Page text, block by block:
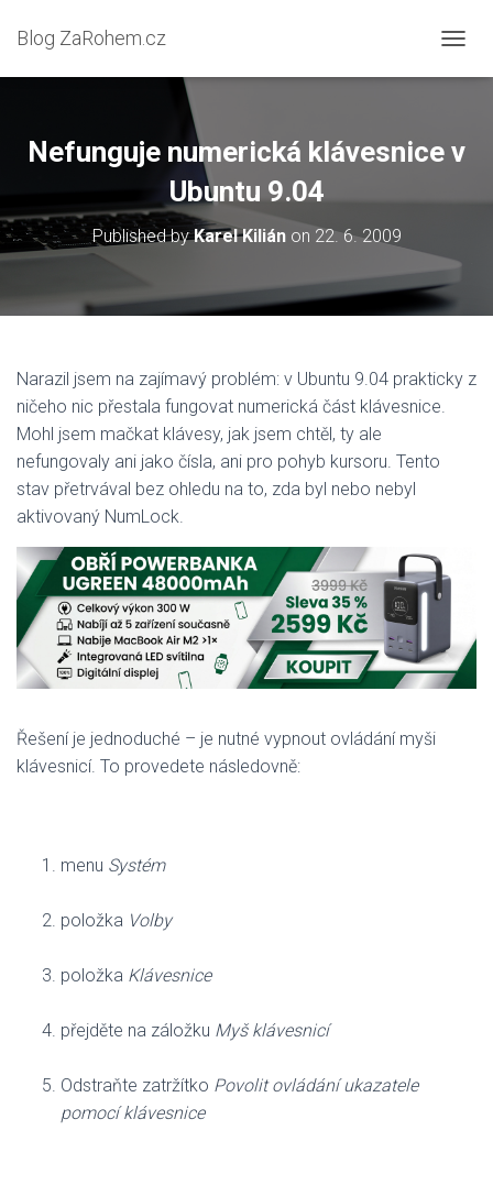
Blog ZaRohem.cz
Ř
O
T
V
Nefunguje numerická klávesnice v
Ubuntu 9.04
Published byKarel Kiliánon 22. 6. 2009
Narazil jsem na zajímavý problém: v Ubuntu 9.04 prakticky z
ničeho nic přestala fungovat numerická část klávesnice.
Mohl jsem mačkat klávesy, jak jsem chtěl, ty ale
nefungovaly ani jako čísla, ani pro pohyb kursoru. Tento
stav přetrvával bez ohledu na to, zda byl nebo nebyl
aktivovaný NumLock.
Řešení je jednoduché – je nutné vypnout ovládání myši
klávesnicí. To provedete následovně:
menu Systém
položka Volby
položka Klávesnice
přejděte na záložku Myš klávesnicí
Odstraňte zatržítko Povolit ovládání ukazatele
pomocí klávesnice